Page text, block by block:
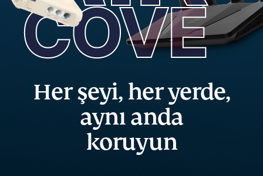
Her şeyi, her yerde,
aynı anda
koruyun